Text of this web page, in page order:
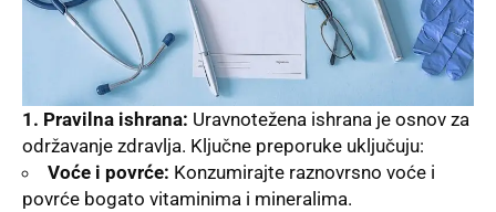
1. Pravilna ishrana: Uravnotežena ishrana je osnov za
održavanje zdravlja. Ključne preporuke uključuju:
Voće i povrće: Konzumirajte raznovrsno voće i
povrće bogato vitaminima i mineralima.